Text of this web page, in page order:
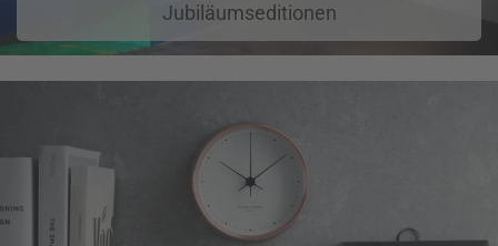
Jubiläumseditionen